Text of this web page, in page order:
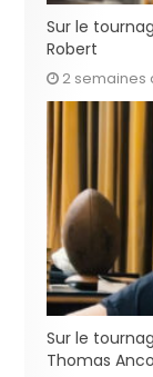
Sur le
Robert
2 semaines
Sur le
Thomas